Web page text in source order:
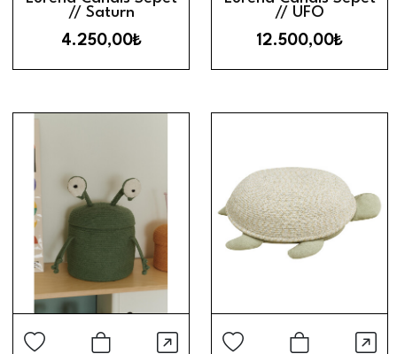
// Saturn
4.250,00₺
// UFO
12.500,00₺